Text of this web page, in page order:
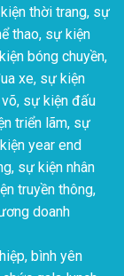
thời trang, sự
thao, sự kiện
bóng chuyền,
xe, sự kiện
sự kiện đấu
triển lãm, sự
year end
sự kiện nhân
truyền thông,
doanh
bình yên